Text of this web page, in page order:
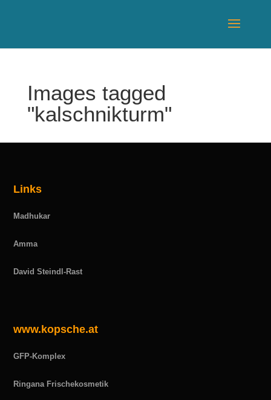
Images tagged
"kalschnikturm"
Links
Madhukar
Amma
David Steindl-Rast
www.kopsche.at
GFP-Komplex
Ringana Frischekosmetik